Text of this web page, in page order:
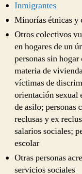
Inmigrantes
Minorías étnicas y
Otros colectivos
en hogares de un
personas sin
materia de
víctimas de
orientación sexual
de asilo; personas
reclusas y ex
salarios sociales;
escolar
Otras personas
servicios sociales